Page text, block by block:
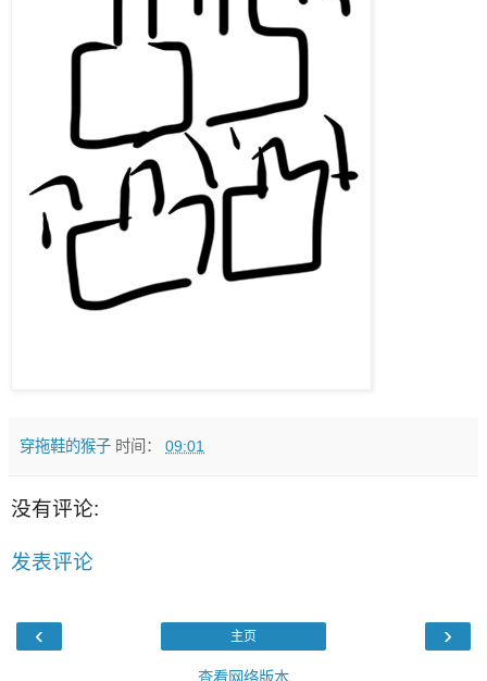
穿拖鞋的猴子 时间： 09:01
没有评论:
发表评论
‹ ›
主页